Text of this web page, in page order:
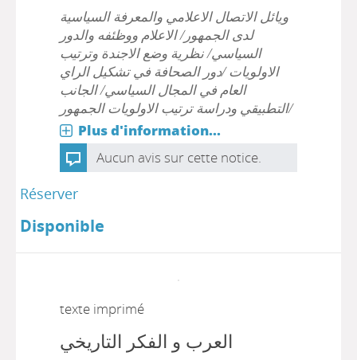
ويائل الاتصال الاعلامي والمعرفة السياسية
لدى الجمهور/ الاعلام ووظئفه والدور
السياسي/ نظرية وضع الاجندة وترتيب
الاولويات /دور الصحافة في تشكيل الراي
العام في المجال السياسي/ الجانب
التطبيقي ودراسة ترتيب الاولويات الجمهور/
Plus d'information...
Aucun avis sur cette notice.
Réserver
Disponible
texte imprimé
العرب و الفكر التاريخي